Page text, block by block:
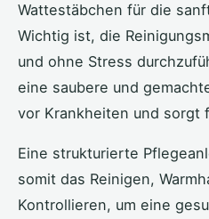
Wattestäbchen für die
Wichtig ist, die
und ohne Stress
eine saubere und
vor Krankheiten und sorgt
Eine strukturierte
somit das Reinigen,
Kontrollieren, um eine